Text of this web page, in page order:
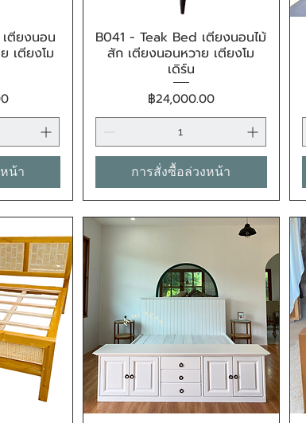
ตียงนอน
เตียงโม
น้า
ดูข้อมูลด่วน
B041 - Teak Bed เตียงนอนไม้
สัก เตียงนอนหวาย เตียงโม
เดิร์น
ราคา
฿24,000.00
การสั่งซื้อล่วงหน้า